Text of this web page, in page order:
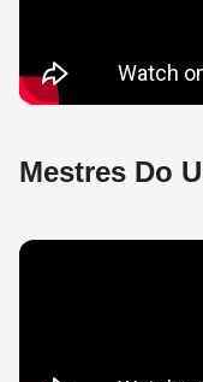
Mestres Do